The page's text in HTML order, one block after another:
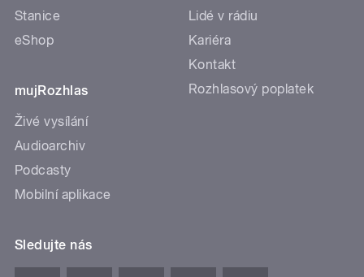
Stanice
eShop
mujRozhlas
Živé vysílání
Audioarchiv
Podcasty
Mobilní aplikace
Lidé v rádiu
Kariéra
Kontakt
Rozhlasový poplatek
Sledujte nás